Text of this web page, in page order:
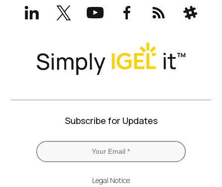
LinkedInX
(formerly
Twitter)
YouTubeFacebookRSS Slack
Subscribe for Updates
Legal Notice